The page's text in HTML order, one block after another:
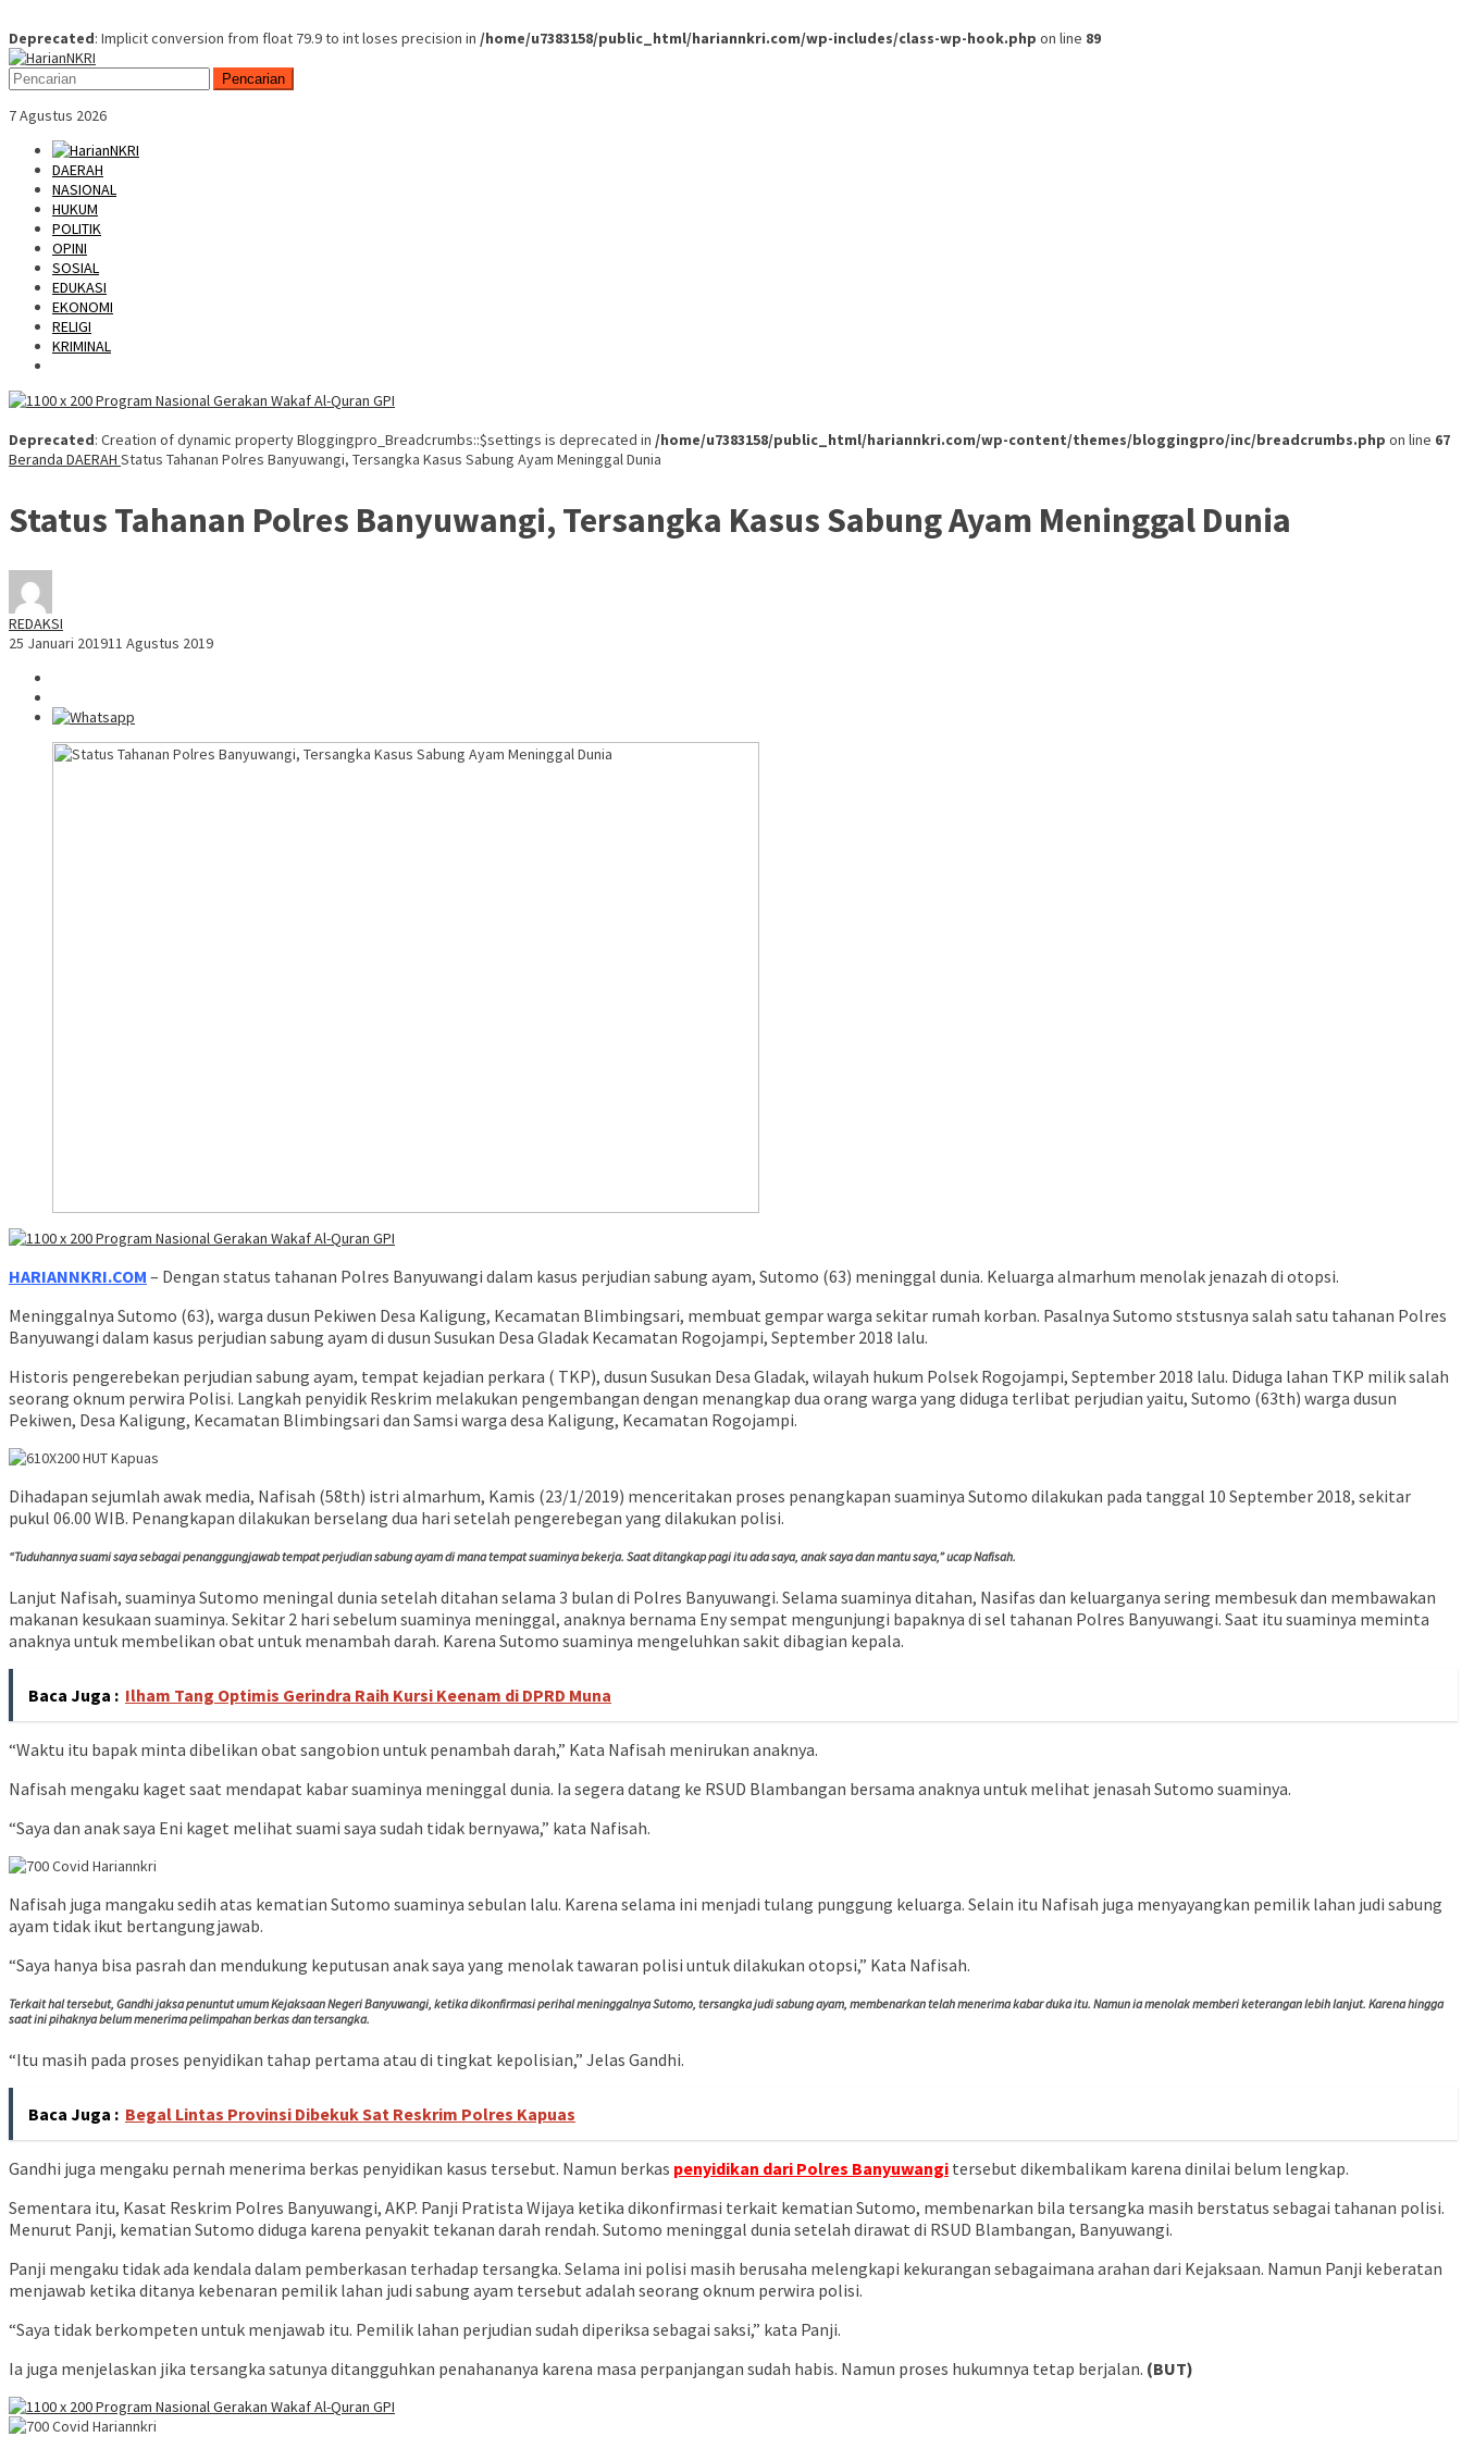
Deprecated: Implicit conversion from float 79.9 to int loses precision in /home/u7383158/public_html/hariannkri.com/wp-includes/class-wp-hook.php on line 89
Skip
to
content
Mobile
Menu
Pencarian
7 Agustus 2026
DAERAH
NASIONAL
HUKUM
POLITIK
OPINI
SOSIAL
EDUKASI
EKONOMI
RELIGI
KRIMINAL
Deprecated: Creation of dynamic property Bloggingpro_Breadcrumbs::$settings is deprecated in /home/u7383158/public_html/hariannkri.com/wp-content/themes/bloggingpro/inc/breadcrumbs.php on line 67
Beranda DAERAH Status Tahanan Polres Banyuwangi, Tersangka Kasus Sabung Ayam Meninggal Dunia
Status Tahanan Polres Banyuwangi, Tersangka Kasus Sabung Ayam Meninggal Dunia
REDAKSI
25 Januari 201911 Agustus 2019
HARIANNKRI.COM – Dengan status tahanan Polres Banyuwangi dalam kasus perjudian sabung ayam, Sutomo (63) meninggal dunia. Keluarga almarhum menolak jenazah di otopsi.
Meninggalnya Sutomo (63), warga dusun Pekiwen Desa Kaligung, Kecamatan Blimbingsari, membuat gempar warga sekitar rumah korban. Pasalnya Sutomo ststusnya salah satu tahanan Polres
Banyuwangi dalam kasus perjudian sabung ayam di dusun Susukan Desa Gladak Kecamatan Rogojampi, September 2018 lalu.
Historis pengerebekan perjudian sabung ayam, tempat kejadian perkara ( TKP), dusun Susukan Desa Gladak, wilayah hukum Polsek Rogojampi, September 2018 lalu. Diduga lahan TKP milik salah
seorang oknum perwira Polisi. Langkah penyidik Reskrim melakukan pengembangan dengan menangkap dua orang warga yang diduga terlibat perjudian yaitu, Sutomo (63th) warga dusun
Pekiwen, Desa Kaligung, Kecamatan Blimbingsari dan Samsi warga desa Kaligung, Kecamatan Rogojampi.
Dihadapan sejumlah awak media, Nafisah (58th) istri almarhum, Kamis (23/1/2019) menceritakan proses penangkapan suaminya Sutomo dilakukan pada tanggal 10 September 2018, sekitar
pukul 06.00 WIB. Penangkapan dilakukan berselang dua hari setelah pengerebegan yang dilakukan polisi.
“Tuduhannya suami saya sebagai penanggungjawab tempat perjudian sabung ayam di mana tempat suaminya bekerja. Saat ditangkap pagi itu ada saya, anak saya dan mantu saya,” ucap Nafisah.
Lanjut Nafisah, suaminya Sutomo meningal dunia setelah ditahan selama 3 bulan di Polres Banyuwangi. Selama suaminya ditahan, Nasifas dan keluarganya sering membesuk dan membawakan
makanan kesukaan suaminya. Sekitar 2 hari sebelum suaminya meninggal, anaknya bernama Eny sempat mengunjungi bapaknya di sel tahanan Polres Banyuwangi. Saat itu suaminya meminta
anaknya untuk membelikan obat untuk menambah darah. Karena Sutomo suaminya mengeluhkan sakit dibagian kepala.
Baca Juga : Ilham Tang Optimis Gerindra Raih Kursi Keenam di DPRD Muna
“Waktu itu bapak minta dibelikan obat sangobion untuk penambah darah,” Kata Nafisah menirukan anaknya.
Nafisah mengaku kaget saat mendapat kabar suaminya meninggal dunia. Ia segera datang ke RSUD Blambangan bersama anaknya untuk melihat jenasah Sutomo suaminya.
“Saya dan anak saya Eni kaget melihat suami saya sudah tidak bernyawa,” kata Nafisah.
Nafisah juga mangaku sedih atas kematian Sutomo suaminya sebulan lalu. Karena selama ini menjadi tulang punggung keluarga. Selain itu Nafisah juga menyayangkan pemilik lahan judi sabung
ayam tidak ikut bertangungjawab.
“Saya hanya bisa pasrah dan mendukung keputusan anak saya yang menolak tawaran polisi untuk dilakukan otopsi,” Kata Nafisah.
Terkait hal tersebut, Gandhi jaksa penuntut umum Kejaksaan Negeri Banyuwangi, ketika dikonfirmasi perihal meninggalnya Sutomo, tersangka judi sabung ayam, membenarkan telah menerima kabar duka itu. Namun ia menolak memberi keterangan lebih lanjut. Karena hingga
saat ini pihaknya belum menerima pelimpahan berkas dan tersangka.
“Itu masih pada proses penyidikan tahap pertama atau di tingkat kepolisian,” Jelas Gandhi.
Baca Juga : Begal Lintas Provinsi Dibekuk Sat Reskrim Polres Kapuas
Gandhi juga mengaku pernah menerima berkas penyidikan kasus tersebut. Namun berkas penyidikan dari Polres Banyuwangi tersebut dikembalikam karena dinilai belum lengkap.
Sementara itu, Kasat Reskrim Polres Banyuwangi, AKP. Panji Pratista Wijaya ketika dikonfirmasi terkait kematian Sutomo, membenarkan bila tersangka masih berstatus sebagai tahanan polisi.
Menurut Panji, kematian Sutomo diduga karena penyakit tekanan darah rendah. Sutomo meninggal dunia setelah dirawat di RSUD Blambangan, Banyuwangi.
Panji mengaku tidak ada kendala dalam pemberkasan terhadap tersangka. Selama ini polisi masih berusaha melengkapi kekurangan sebagaimana arahan dari Kejaksaan. Namun Panji keberatan
menjawab ketika ditanya kebenaran pemilik lahan judi sabung ayam tersebut adalah seorang oknum perwira polisi.
“Saya tidak berkompeten untuk menjawab itu. Pemilik lahan perjudian sudah diperiksa sebagai saksi,” kata Panji.
Ia juga menjelaskan jika tersangka satunya ditangguhkan penahananya karena masa perpanjangan sudah habis. Namun proses hukumnya tetap berjalan. (BUT)